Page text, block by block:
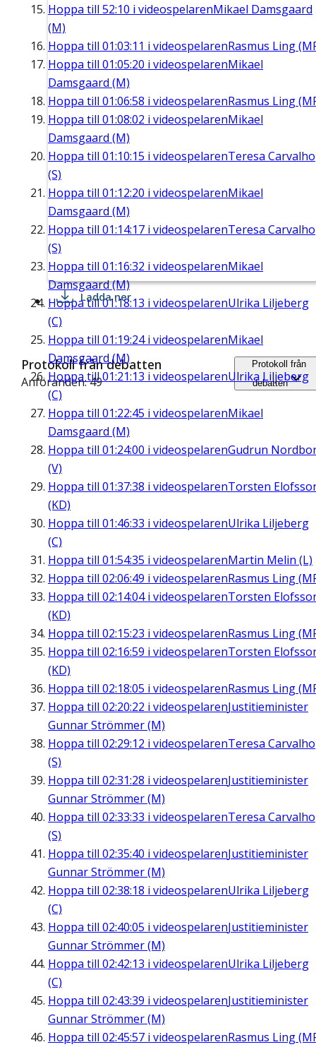
Hoppa till 52:10 i videospelarenMikael Damsgaard
(M)
Hoppa till 01:03:11 i videospelarenRasmus Ling
Hoppa till 01:05:20 i videospelarenMikael
Damsgaard (M)
Hoppa till 01:06:58 i videospelarenRasmus Ling
Hoppa till 01:08:02 i videospelarenMikael
Damsgaard (M)
Hoppa till 01:10:15 i videospelarenTeresa Carvalho
(S)
Hoppa till 01:12:20 i videospelarenMikael
Damsgaard (M)
Hoppa till 01:14:17 i videospelarenTeresa Carvalho
(S)
Hoppa till 01:16:32 i videospelarenMikael
Damsgaard (M)
Hoppa till01:18:13 i videospelarenUlrika Liljeberg
(C)
Hoppa till 01:19:24i videospelarenMikael
Damsgaard (M)
Hoppa till01:21:13 i videospelarenUlrika Liljeberg
(C)
Hoppa till 01:22:45 i videospelarenMikael
Damsgaard (M)
Hoppa till 01:24:00 i videospelarenGudrun
(V)
Hoppa till 01:37:38 i videospelarenTorsten
(KD)
Hoppa till 01:46:33 i videospelarenUlrika Liljeberg
(C)
Hoppa till 01:54:35 i videospelarenMartin Melin (L)
Hoppa till 02:06:49 i videospelarenRasmus Ling
Hoppa till 02:14:04i videospelarenTorsten
(KD)
Hoppa till 02:15:23 i videospelarenRasmus Ling
Hoppa till 02:16:59 i videospelarenTorsten
(KD)
Hoppa till 02:18:05 i videospelarenRasmus Ling
Hoppa till 02:20:22 i videospelarenJustitieminister
Gunnar Strömmer (M)
Hoppa till 02:29:12 i videospelarenTeresa Carvalho
(S)
Hoppa till 02:31:28 i videospelarenJustitieminister
Gunnar Strömmer (M)
Hoppa till 02:33:33 i videospelarenTeresa Carvalho
(S)
Hoppa till 02:35:40 i videospelarenJustitieminister
Gunnar Strömmer (M)
Hoppa till 02:38:18 i videospelarenUlrika Liljeberg
(C)
Hoppa till 02:40:05 i videospelarenJustitieminister
Gunnar Strömmer (M)
Hoppa till 02:42:13 i videospelarenUlrika Liljeberg
(C)
Hoppa till 02:43:39 i videospelarenJustitieminister
Gunnar Strömmer (M)
Hoppa till 02:45:57 i videospelarenRasmus Ling
Ladda ner
Protokoll från debatten
Anföranden: 49
Protokoll från
debatten